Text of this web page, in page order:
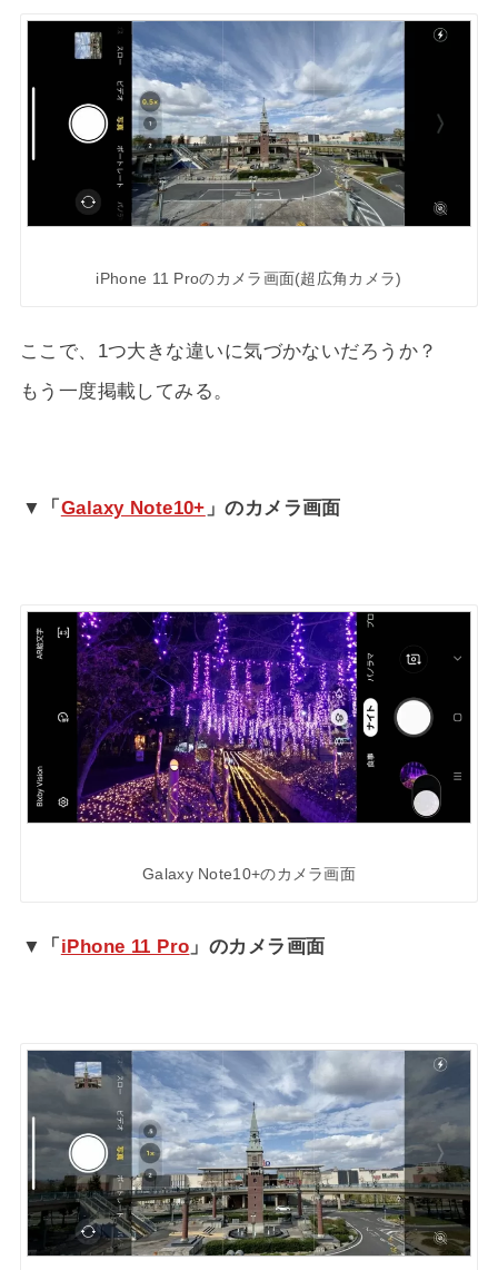
iPhone 11 Proのカメラ画面(超広角カメラ)
ここで、1つ大きな違いに気づかないだろうか？
もう一度掲載してみる。
▼「Galaxy Note10+ 」のカメラ画面
Galaxy Note10+のカメラ画面
▼「 iPhone 11 Pro 」のカメラ画面